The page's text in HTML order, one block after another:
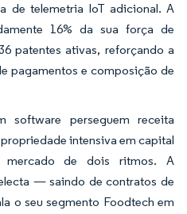
de telemetria IoT adicional. A
16% da sua força de
patentes ativas, reforçando a
pagamentos e composição de
software perseguem receita
intensiva em capital
mercado de dois ritmos. A
— saindo de contratos de
o seu segmento Foodtech em